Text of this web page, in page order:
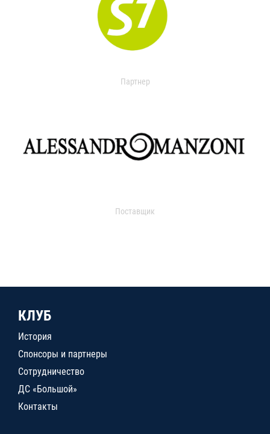
Партнер
Поставщик
КЛУБ
История
Спонсоры и партнеры
Сотрудничество
ДС «Большой»
Контакты